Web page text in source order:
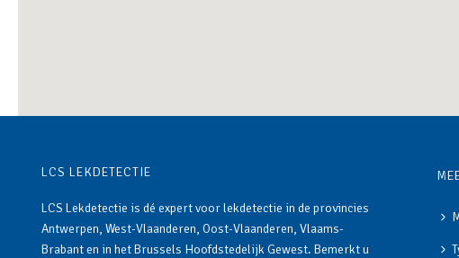
LCS LEKDETECTIE
LCS Lekdetectie is dé expert voor lekdetectie in de provincies
Antwerpen, West-Vlaanderen, Oost-Vlaanderen, Vlaams-
Brabant en in het Brussels Hoofdstedelijk Gewest. Bemerkt u